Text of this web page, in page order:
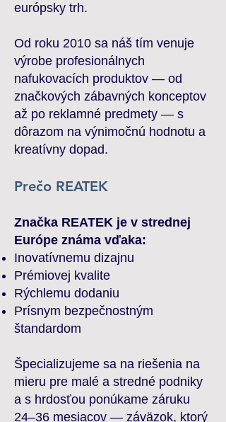
európsky trh.
Od roku 2010 sa náš tím venuje
výrobe profesionálnych
nafukovacích produktov — od
značkových zábavných konceptov
až po reklamné predmety — s
dôrazom na výnimočnú hodnotu a
kreatívny dopad.
Prečo REATEK
Značka REATEK je v strednej
Európe známa vďaka:
Inovatívnemu dizajnu
Prémiovej kvalite
Rýchlemu dodaniu
Prísnym bezpečnostným
štandardom
Špecializujeme sa na riešenia na
mieru pre malé a stredné podniky
a s hrdosťou ponúkame záruku
24–36 mesiacov — záväzok, ktorý